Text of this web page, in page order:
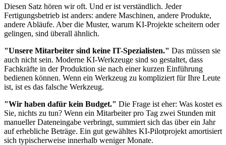
Diesen Satz hören wir oft. Und er ist verständlich. Jeder
Fertigungsbetrieb ist anders: andere Maschinen, andere Produkte,
andere Abläufe. Aber die Muster, warum KI-Projekte scheitern oder
gelingen, sind überall ähnlich.
"Unsere Mitarbeiter sind keine IT-Spezialisten." Das müssen sie
auch nicht sein. Moderne KI-Werkzeuge sind so gestaltet, dass
Fachkräfte in der Produktion sie nach einer kurzen Einführung
bedienen können. Wenn ein Werkzeug zu kompliziert für Ihre Leute
ist, ist es das falsche Werkzeug.
"Wir haben dafür kein Budget." Die Frage ist eher: Was kostet es
Sie, nichts zu tun? Wenn ein Mitarbeiter pro Tag zwei Stunden mit
manueller Dateneingabe verbringt, summiert sich das über ein Jahr
auf erhebliche Beträge. Ein gut gewähltes KI-Pilotprojekt amortisiert
sich typischerweise innerhalb weniger Monate.